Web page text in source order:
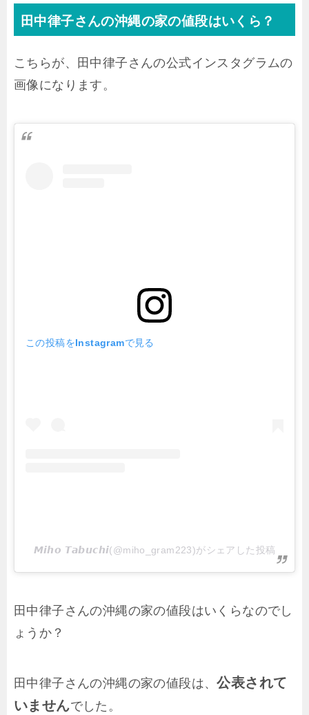
田中律子さんの沖縄の家の値段はいくら？
こちらが、田中律子さんの公式インスタグラムの
画像になります。
この投稿をInstagramで見る
𝙈𝙞𝙝𝙤 𝙏𝙖𝙗𝙪𝙘𝙝𝙞(@miho_gram223)がシェアした投稿
田中律子さんの沖縄の家の値段はいくらなのでし
ょうか？
田中律子さんの沖縄の家の値段は、公表されて
いませんでした。